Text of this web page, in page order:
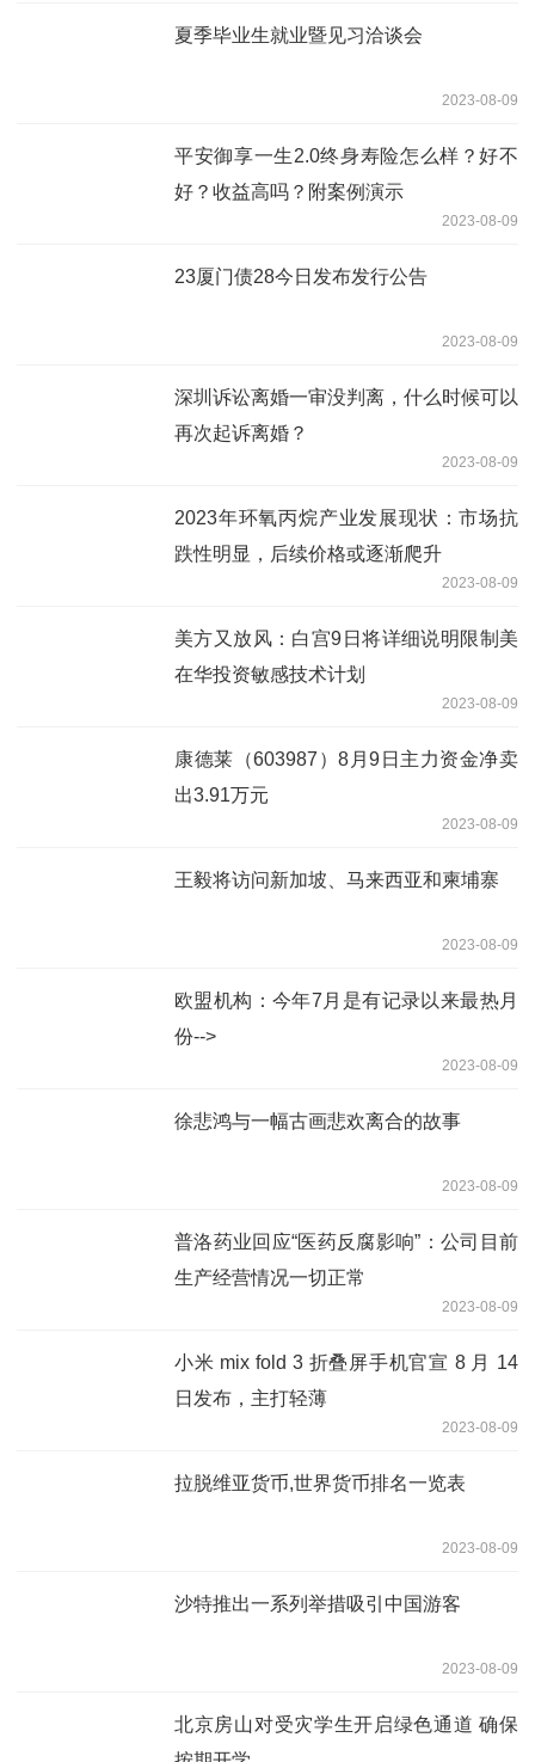
夏季毕业生就业暨见习洽谈会
2023-08-09
平安御享一生2.0终身寿险怎么样？好不
好？收益高吗？附案例演示
2023-08-09
23厦门债28今日发布发行公告
2023-08-09
深圳诉讼离婚一审没判离，什么时候可以
再次起诉离婚？
2023-08-09
2023年环氧丙烷产业发展现状：市场抗
跌性明显，后续价格或逐渐爬升
2023-08-09
美方又放风：白宫9日将详细说明限制美
在华投资敏感技术计划
2023-08-09
康德莱（603987）8月9日主力资金净卖
出3.91万元
2023-08-09
王毅将访问新加坡、马来西亚和柬埔寨
2023-08-09
欧盟机构：今年7月是有记录以来最热月
份-->
2023-08-09
徐悲鸿与一幅古画悲欢离合的故事
2023-08-09
普洛药业回应“医药反腐影响”：公司目前
生产经营情况一切正常
2023-08-09
小米 mix fold 3 折叠屏手机官宣 8 月 14
日发布，主打轻薄
2023-08-09
拉脱维亚货币,世界货币排名一览表
2023-08-09
沙特推出一系列举措吸引中国游客
2023-08-09
北京房山对受灾学生开启绿色通道 确保